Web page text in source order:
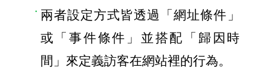
兩者設定方式皆透過「網址條件」
或「事件條件」並搭配「歸因時
間」來定義訪客在網站裡的行為。